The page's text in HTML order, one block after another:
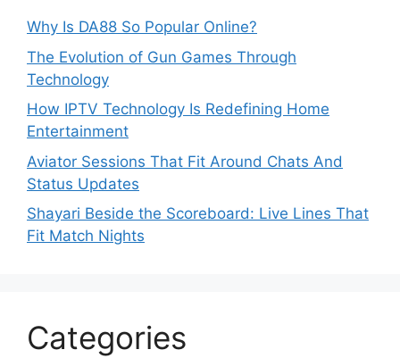
Why Is DA88 So Popular Online?
The Evolution of Gun Games Through
Technology
How IPTV Technology Is Redefining Home
Entertainment
Aviator Sessions That Fit Around Chats And
Status Updates
Shayari Beside the Scoreboard: Live Lines That
Fit Match Nights
Categories